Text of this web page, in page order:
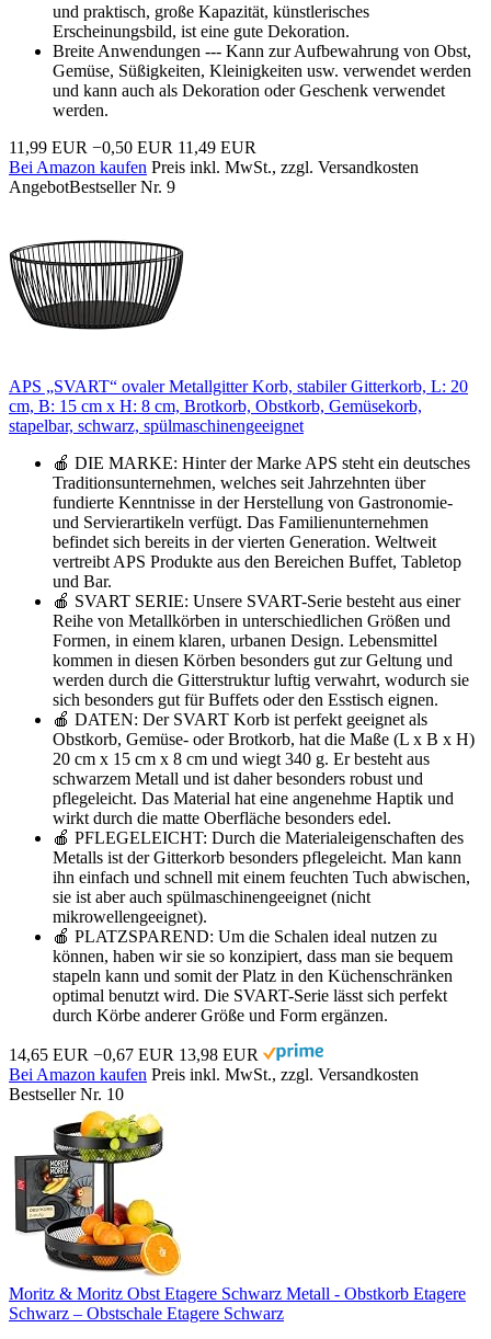
und praktisch, große Kapazität, künstlerisches
Erscheinungsbild, ist eine gute Dekoration.
Breite Anwendungen --- Kann zur Aufbewahrung von Obst,
Gemüse, Süßigkeiten, Kleinigkeiten usw. verwendet werden
und kann auch als Dekoration oder Geschenk verwendet
werden.
11,99 EUR −0,50 EUR 11,49 EUR
Bei Amazon kaufen Preis inkl. MwSt., zzgl. Versandkosten
AngebotBestseller Nr. 9
APS „SVART“ ovaler Metallgitter Korb, stabiler Gitterkorb, L: 20
cm, B: 15 cm x H: 8 cm, Brotkorb, Obstkorb, Gemüsekorb,
stapelbar, schwarz, spülmaschinengeeignet
🍎 DIE MARKE: Hinter der Marke APS steht ein deutsches
Traditionsunternehmen, welches seit Jahrzehnten über
fundierte Kenntnisse in der Herstellung von Gastronomie-
und Servierartikeln verfügt. Das Familienunternehmen
befindet sich bereits in der vierten Generation. Weltweit
vertreibt APS Produkte aus den Bereichen Buffet, Tabletop
und Bar.
🍎 SVART SERIE: Unsere SVART-Serie besteht aus einer
Reihe von Metallkörben in unterschiedlichen Größen und
Formen, in einem klaren, urbanen Design. Lebensmittel
kommen in diesen Körben besonders gut zur Geltung und
werden durch die Gitterstruktur luftig verwahrt, wodurch sie
sich besonders gut für Buffets oder den Esstisch eignen.
🍎 DATEN: Der SVART Korb ist perfekt geeignet als
Obstkorb, Gemüse- oder Brotkorb, hat die Maße (L x B x H)
20 cm x 15 cm x 8 cm und wiegt 340 g. Er besteht aus
schwarzem Metall und ist daher besonders robust und
pflegeleicht. Das Material hat eine angenehme Haptik und
wirkt durch die matte Oberfläche besonders edel.
🍎 PFLEGELEICHT: Durch die Materialeigenschaften des
Metalls ist der Gitterkorb besonders pflegeleicht. Man kann
ihn einfach und schnell mit einem feuchten Tuch abwischen,
sie ist aber auch spülmaschinengeeignet (nicht
mikrowellengeeignet).
🍎 PLATZSPAREND: Um die Schalen ideal nutzen zu
können, haben wir sie so konzipiert, dass man sie bequem
stapeln kann und somit der Platz in den Küchenschränken
optimal benutzt wird. Die SVART-Serie lässt sich perfekt
durch Körbe anderer Größe und Form ergänzen.
14,65 EUR −0,67 EUR 13,98 EUR
Bei Amazon kaufen Preis inkl. MwSt., zzgl. Versandkosten
Bestseller Nr. 10
Moritz & Moritz Obst Etagere Schwarz Metall - Obstkorb Etagere
Schwarz – Obstschale Etagere Schwarz